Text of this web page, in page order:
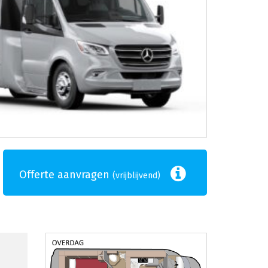
Offerte aanvragen (vrijblijvend)